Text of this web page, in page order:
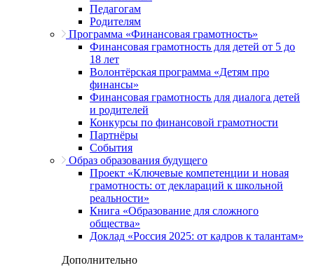
Педагогам
Родителям
Программа «Финансовая грамотность»
Финансовая грамотность для детей от 5 до
18 лет
Волонтёрская программа «Детям про
финансы»
Финансовая грамотность для диалога детей
и родителей
Конкурсы по финансовой грамотности
Партнёры
События
Образ образования будущего
Проект «Ключевые компетенции и новая
грамотность: от деклараций к школьной
реальности»
Книга «Образование для сложного
общества»
Доклад «Россия 2025: от кадров к талантам»
Дополнительно